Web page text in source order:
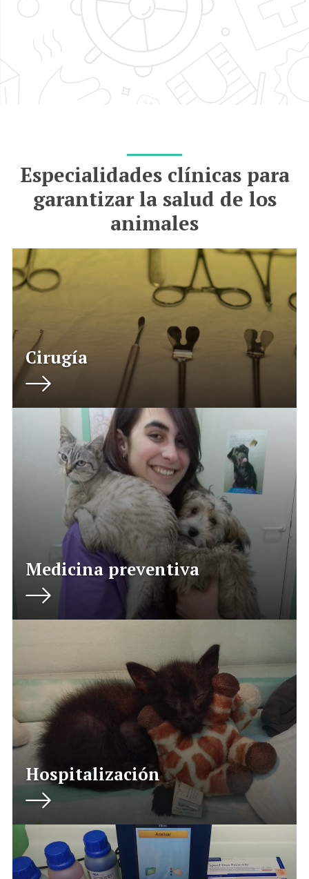
Especialidades clínicas para
garantizar la salud de los
animales
Cirugía
Medicina preventiva
Hospitalización